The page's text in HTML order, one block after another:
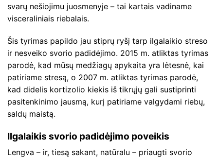
svarų nešiojimu juosmenyje – tai kartais vadiname
visceraliniais riebalais.
Šis tyrimas papildo jau stiprų ryšį tarp ilgalaikio streso
ir nesveiko svorio padidėjimo. 2015 m. atliktas tyrimas
parodė, kad mūsų medžiagų apykaita yra lėtesnė, kai
patiriame stresą, o 2007 m. atliktas tyrimas parodė,
kad didelis kortizolio kiekis iš tikrųjų gali sustiprinti
pasitenkinimo jausmą, kurį patiriame valgydami riebų,
saldų maistą.
Ilgalaikis svorio padidėjimo poveikis
Lengva – ir, tiesą sakant, natūralu – priaugti svorio